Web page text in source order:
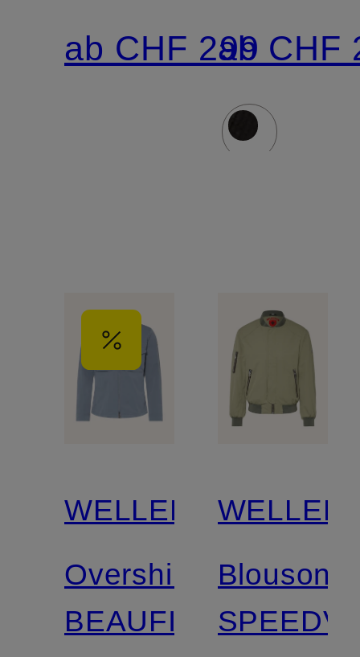
MEN
mit
DUPONT™
ab CHF 299ab CHF
WELLENSTEYN
Overshirt
BEAUFIELD
Blouson